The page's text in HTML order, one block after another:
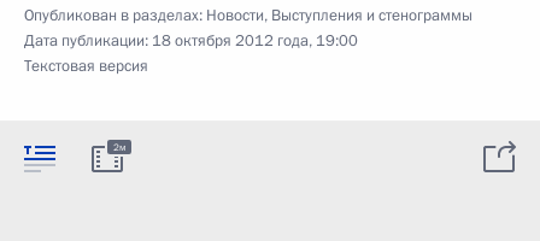
Опубликован в разделах: Новости, Выступления и стенограммы
Дата публикации: 18 октября 2012 года, 19:00
Текстовая версия
2м